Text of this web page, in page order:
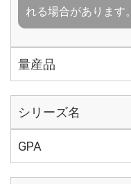
れる場合があります。
量産品
シリーズ名
GPA